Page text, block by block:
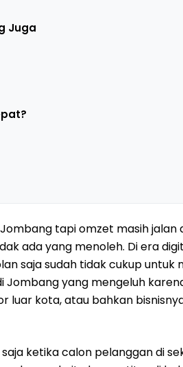
Juga
tapi omzet masih jalan
ada yang menoleh. Di era
saja sudah tidak cukup untuk
Jombang yang mengeluh
kota, atau bahkan
ketika calon pelanggan di